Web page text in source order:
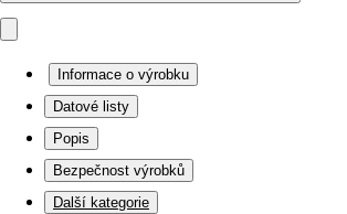
Informace o výrobku
Datové listy
Popis
Bezpečnost výrobků
Další kategorie